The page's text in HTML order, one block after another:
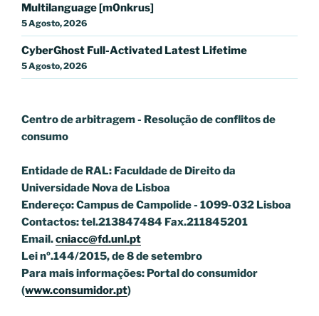
Multilanguage [m0nkrus]
5 Agosto, 2026
CyberGhost Full-Activated Latest Lifetime
5 Agosto, 2026
Centro de arbitragem - Resolução de conflitosde
consumo
Entidade de RAL: Faculdade de Direito da
Universidade Nova de Lisboa
Endereço: Campus de Campolide - 1099-032 Lisboa
Contactos: tel.213847484 Fax.211845201
Email.cniacc@fd.unl.pt
Lei nº.144/2015, de 8 de setembro
Para mais informações: Portal do consumidor
(www.consumidor.pt)